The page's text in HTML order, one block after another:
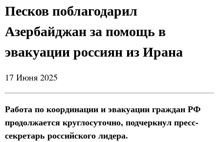
Песков поблагодарил
Азербайджан за помощь в
эвакуации россиян из Ирана
17 Июня 2025
Работа по координации и эвакуации граждан РФ
продолжается круглосуточно, подчеркнул пресс-
секретарь российского лидера.